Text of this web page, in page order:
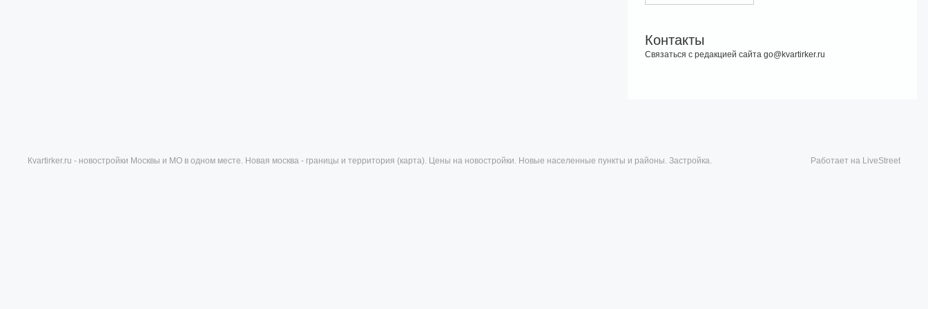
Контакты
Связаться с редакцией сайта go@kvartirker.ru
Работает на LiveStreet
Кvartirker.ru - новостройки Москвы и МО в одном месте. Новая москва - границы и территория (карта). Цены на новостройки. Новые населенные пункты и районы. Застройка.